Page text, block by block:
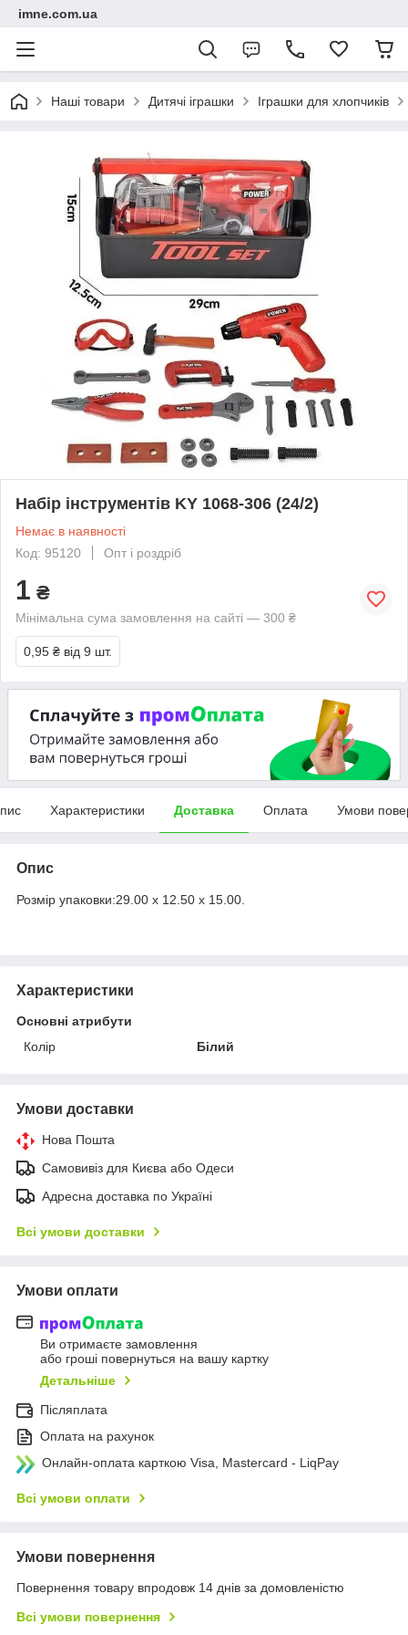
imne.com.ua
Наші товари Дитячі іграшки Іграшки для хлопчиків
Набір інструментів KY 1068-306 (24/2)
Немає в наявності
Код: 95120
Опт і роздріб
1 ₴
Мінімальна сума замовлення на сайті — 300 ₴
0,95 ₴ від 9 шт.
Характеристики Доставка Оплата Умови
Опис
Розмір упаковки:29.00 x 12.50 x 15.00.
Характеристики
Основні атрибути
Колір
Білий
Умови доставки
Нова Пошта
Самовивіз для Києва або Одеси
Адресна доставка по Україні
Всі умови доставки
Умови оплати
Ви отримаєте замовлення
або гроші повернуться на вашу картку
Детальніше
Післяплата
Оплата на рахунок
Онлайн-оплата карткою Visa, Mastercard - LiqPay
Всі умови оплати
Умови повернення
Повернення товару впродовж 14 днів за домовленістю
Всі умови повернення